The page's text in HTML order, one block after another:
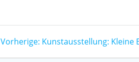
Vorherige: Kunstausstellung: Kleine